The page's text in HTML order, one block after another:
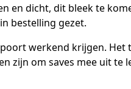
en dicht, dit bleek te
bestelling gezet.
werkend krijgen.
zijn om saves mee uit te